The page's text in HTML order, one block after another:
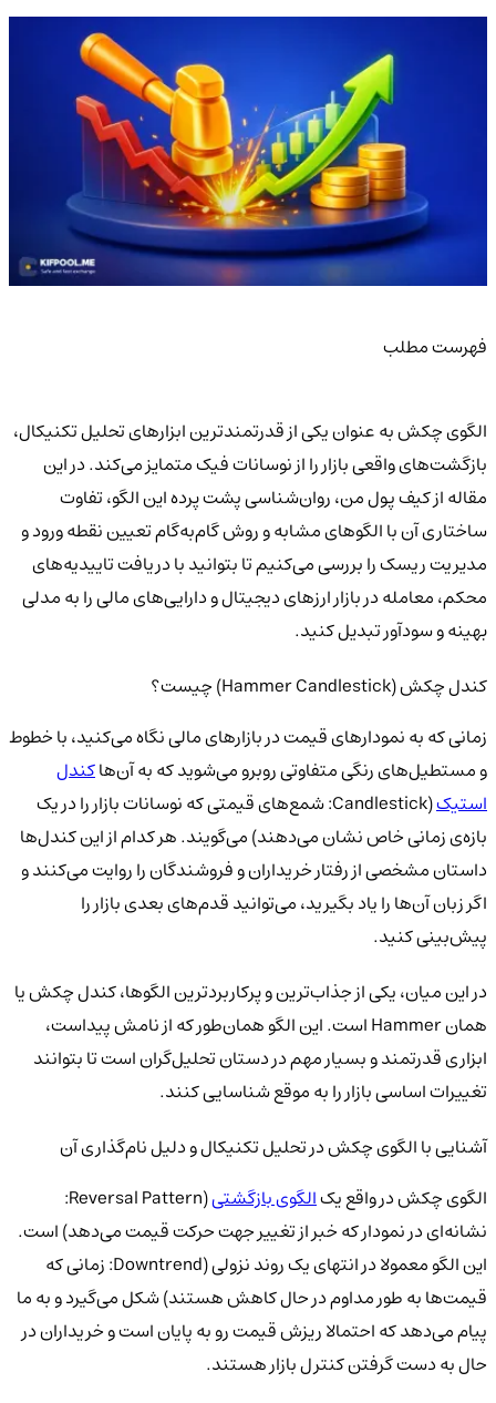
فهرست مطلب
الگوی چکش به عنوان یکی از قدرتمندترین ابزارهای تحلیل تکنیکال،
بازگشت‌های واقعی بازار را از نوسانات فیک متمایز می‌کند. در این
مقاله از کیف پول من، روان‌شناسی پشت پرده این الگو، تفاوت
ساختاری آن با الگوهای مشابه و روش گام‌به‌گام تعیین نقطه ورود و
مدیریت ریسک را بررسی می‌کنیم تا بتوانید با دریافت تاییدیه‌های
محکم، معامله در بازار ارزهای دیجیتال و دارایی‌های مالی را به مدلی
بهینه و سودآور تبدیل کنید.
کندل چکش (Hammer Candlestick) چیست؟
زمانی که به نمودارهای قیمت در بازارهای مالی نگاه می‌کنید، با خطوط
و مستطیل‌های رنگی متفاوتی روبرو می‌شوید که به آن‌هاکندل
استیک
(Candlestick: شمع‌های قیمتی که نوسانات بازار را در یک
بازه‌ی زمانی خاص نشان می‌دهند) می‌گویند. هر کدام از این کندل‌ها
داستان مشخصی از رفتار خریداران و فروشندگان را روایت می‌کنند و
اگر زبان آن‌ها را یاد بگیرید، می‌توانید قدم‌های بعدی بازار را
پیش‌بینی کنید.
در این میان، یکی از جذاب‌ترین و پرکاربردترین الگوها، کندل چکش یا
همان Hammer است. این الگو همان‌طور که از نامش پیداست،
ابزاری قدرتمند و بسیار مهم در دستان تحلیل‌گران است تا بتوانند
تغییرات اساسی بازار را به موقع شناسایی کنند.
آشنایی با الگوی چکش در تحلیل تکنیکال و دلیل نام‌گذاری آن
الگوی چکش در واقع یکالگوی بازگشتی
(Reversal Pattern:
نشانه‌ای در نمودار که خبر از تغییر جهت حرکت قیمت می‌دهد) است.
این الگو معمولا در انتهای یک روند نزولی (Downtrend: زمانی که
قیمت‌ها به طور مداوم در حال کاهش هستند) شکل می‌گیرد و به ما
پیام می‌دهد که احتمالا ریزش قیمت رو به پایان است و خریداران در
حال به دست گرفتن کنترل بازار هستند.